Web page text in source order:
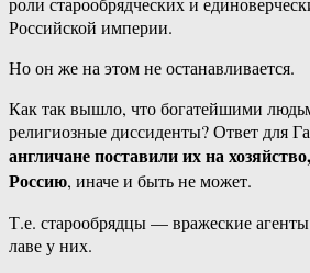
Российской империи.
Но он же на этом не останавливается.
Как так вышло, что богатейшими
религиозные диссиденты? Ответ для
англичане поставили их на
Россию, иначе и быть не может.
Т.е. старообрядцы — вражеские
лаве у них.